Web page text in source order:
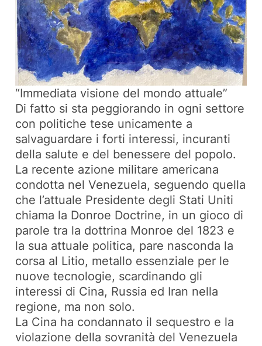
“Immediata visione del mondo attuale”
Di fatto si sta peggiorando in ogni settore
con politiche tese unicamente a
salvaguardare i forti interessi, incuranti
della salute e del benessere del popolo.
La recente azione militare americana
condotta nel Venezuela, seguendo quella
che l’attuale Presidente degli Stati Uniti
chiama la Donroe Doctrine, in un gioco di
parole tra la dottrina Monroe del 1823 e
la sua attuale politica, pare nasconda la
corsa al Litio, metallo essenziale per le
nuove tecnologie, scardinando gli
interessi di Cina, Russia ed Iran nella
regione, ma non solo.
La Cina ha condannato il sequestro e la
violazione della sovranità del Venezuela